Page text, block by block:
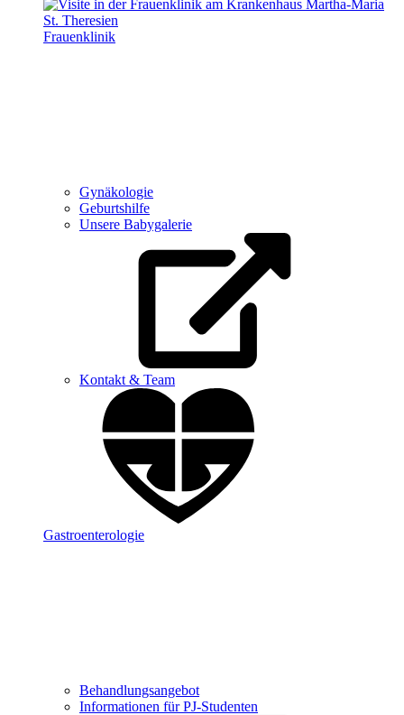
Frauenklinik
Gynäkologie
Geburtshilfe
Unsere Babygalerie
Kontakt & Team
Gastroenterologie
Behandlungsangebot
Informationen für PJ-Studenten